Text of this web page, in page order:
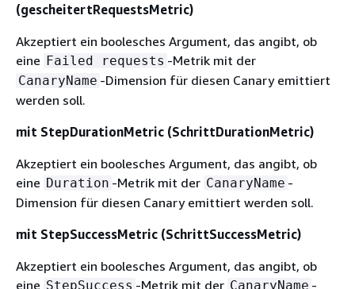
(gescheitertRequestsMetric)
Akzeptiert ein boolesches Argument, das angibt, ob
eine Failed requests -Metrik mit der
CanaryName -Dimension für diesen Canary emittiert
werden soll.
mit StepDurationMetric (SchrittDurationMetric)
Akzeptiert ein boolesches Argument, das angibt, ob
eine Duration -Metrik mit der CanaryName -
Dimension für diesen Canary emittiert werden soll.
mit StepSuccessMetric (SchrittSuccessMetric)
Akzeptiert ein boolesches Argument, das angibt, ob
eine StepSuccess -Metrik mit der CanaryName -